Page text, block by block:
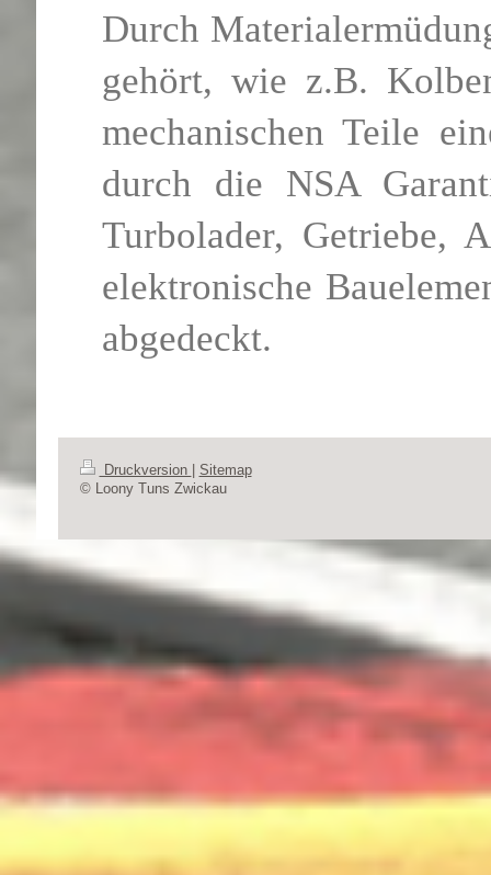
Durch
gehört, wie z.B.
mechanischen Teile
durch die NSA
Turbolader, Getriebe,
elektronische
abgedeckt.
Druckversion
Sitemap
© Loony Tuns Zwickau